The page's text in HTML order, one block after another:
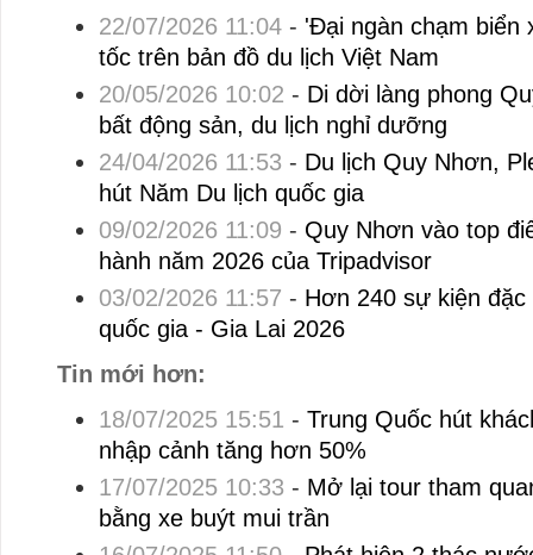
22/07/2026 11:04- 'Đại ngàn chạm biển
tốc trên bản đồ du lịch Việt Nam
20/05/2026 10:02 - Di dời làng phong
bất động sản, du lịch nghỉ dưỡng
24/04/2026 11:53 - Du lịch Quy Nhơn,
hút Năm Du lịch quốc gia
09/02/2026 11:09 - Quy Nhơn vào top
hành năm 2026 của Tripadvisor
03/02/2026 11:57 - Hơn 240 sự kiện
quốc gia - Gia Lai 2026
Tin mới hơn:
18/07/2025 15:51 - Trung Quốc hút
nhập cảnh tăng hơn 50%
17/07/2025 10:33 - Mở lại tour tham
bằng xe buýt mui trần